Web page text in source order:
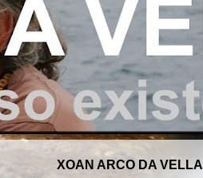
XOAN ARCO DA VELLA